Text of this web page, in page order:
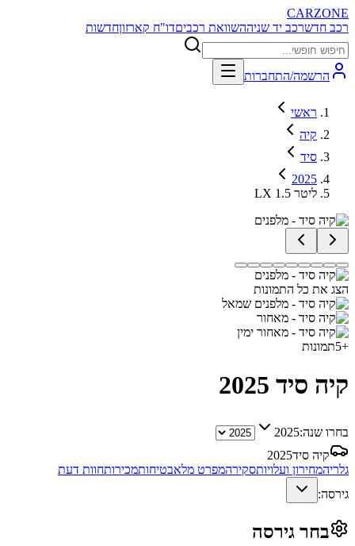
CARZONE
רכב חדשרכב יד שניההשוואת רכביםדו"ח קארזוןחדשות
הרשמה/התחברות
ראשי
קיה
סיד
2025
LX 1.5 ליטר
הצג את כל התמונות
+
5תמונות
קיה סיד 2025
בחרו שנה:2025
קיה סיד2025
גלריהמחירון ועלויותסקירהמפרט מלאבטיחותמכירותחוות דעת
גירסה:
בחר גירסה